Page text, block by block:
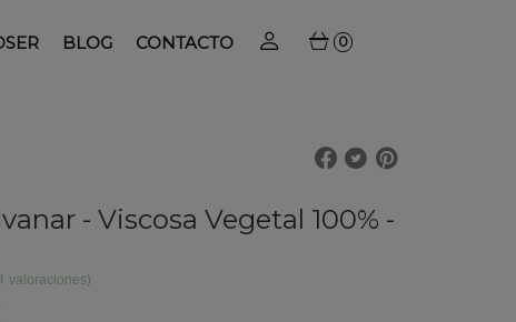
BLOG CONTACTO 0
- Viscosa Vegetal 100% -
valoraciones)